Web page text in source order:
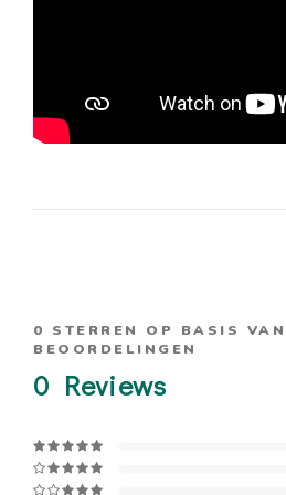
0 STERREN OP BASIS VAN
BEOORDELINGEN
0 Reviews